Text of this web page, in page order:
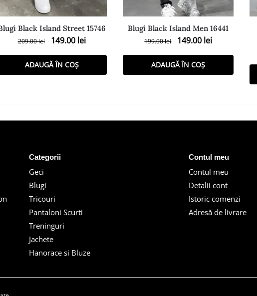
Black Island Street 15746
209.00lei 149.00 lei
ADAUGĂ ÎN COȘ
Blugi Black Island Men 16441
199.00lei 149.00 lei
ADAUGĂ ÎN COȘ
Categorii
Geci
Blugi
Tricouri
Pantaloni Scurti
Treninguri
Jachete
Hanorace si Bluze
Contul meu
Contul meu
Detalii cont
Istoric comenzi
Adresă de livrare